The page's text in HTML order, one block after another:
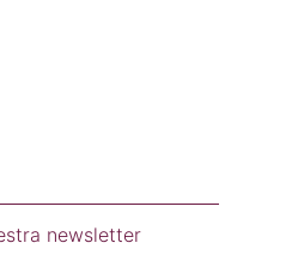
newsletter